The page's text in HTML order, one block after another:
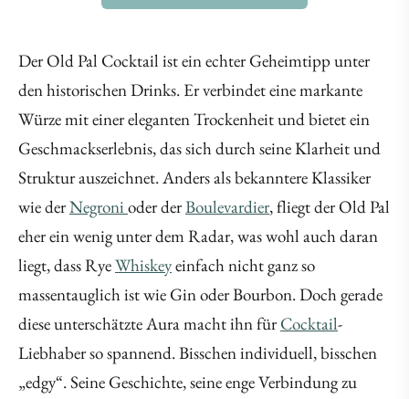
Der Old Pal Cocktail ist ein echter Geheimtipp unter
den historischen Drinks. Er verbindet eine markante
Würze mit einer eleganten Trockenheit und bietet ein
Geschmackserlebnis, das sich durch seine Klarheit und
Struktur auszeichnet. Anders als bekanntere Klassiker
wie derNegroni oder derBoulevardier, fliegt der Old Pal
eher ein wenig unter dem Radar, was wohl auch daran
liegt, dass RyeWhiskeyeinfach nicht ganz so
massentauglich ist wie Gin oder Bourbon. Doch gerade
diese unterschätzte Aura macht ihn fürCocktail-
Liebhaber so spannend. Bisschen individuell, bisschen
„edgy“. Seine Geschichte, seine enge Verbindung zu